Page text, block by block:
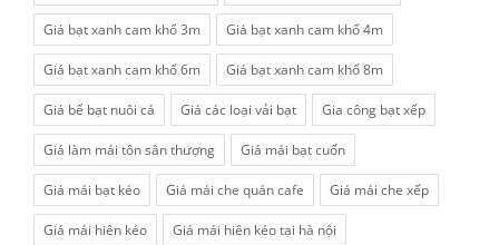
Giá bạt xanh cam khổ 3m Giá bạt xanh cam khổ 4m
Giá bạt xanh cam khổ 6m Giá bạt xanh cam khổ 8m
Giá bể bạt nuôi cá Giá các loại vải bạt Gia công bạt xếp
Giá làm mái tôn sân thượng Giá mái bạt cuốn
Giá mái bạt kéo Giá mái che quán cafe Giá mái che xếp
Giá mái hiên kéo Giá mái hiên kéo tại hà nội